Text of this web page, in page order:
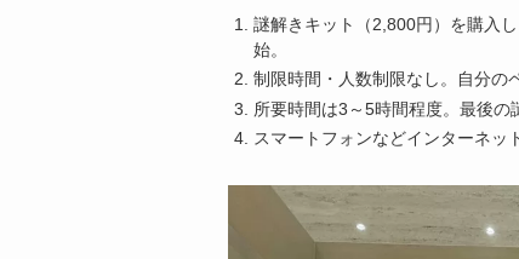
謎解きキット（2,800円）を購入
始。
制限時間・人数制限なし。自分の
所要時間は3～5時間程度。最後の
スマートフォンなどインターネッ